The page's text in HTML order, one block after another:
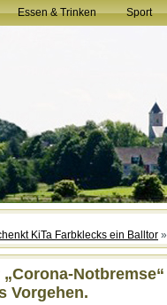
Essen & Trinken Sport
KiTa Farbklecks ein Balltor »
Notbremse“
Vorgehen.